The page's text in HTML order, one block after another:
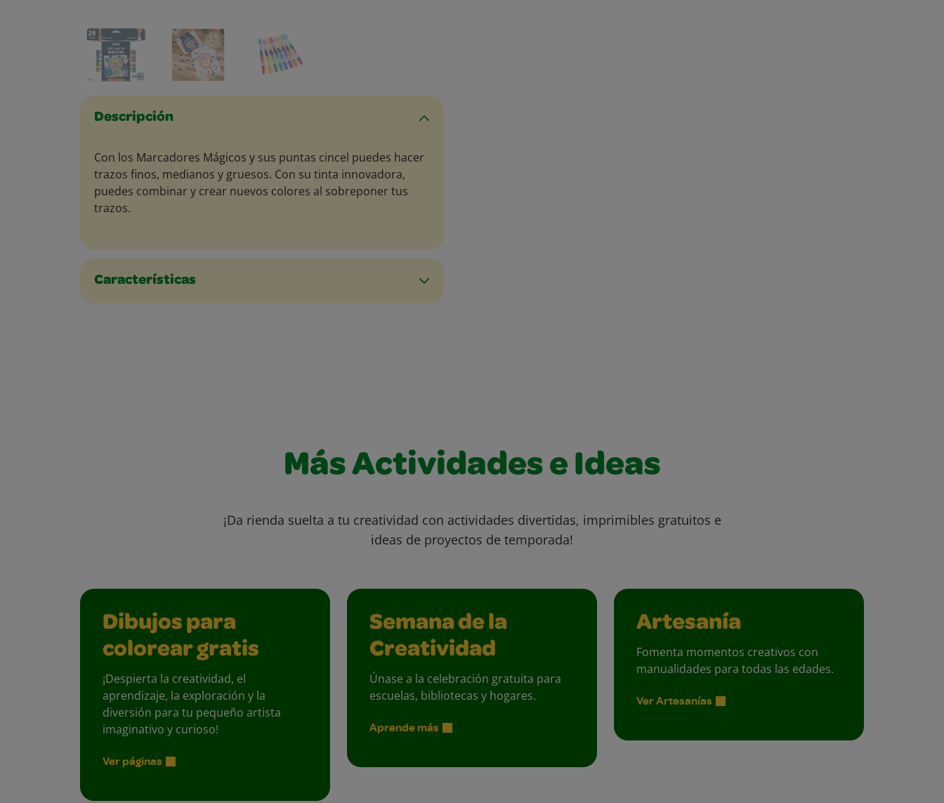
Descripción
Con los Marcadores Mágicos y sus puntas cincel puedes hacer
trazos finos, medianos y gruesos. Con su tinta innovadora,
puedes combinar y crear nuevos colores al sobreponer tus
trazos.
Características
Más Actividades e Ideas
¡Da rienda suelta a tu creatividad con actividades divertidas, imprimibles gratuitos e
ideas de proyectos de temporada!
Dibujos para
colorear gratis
¡Despierta la creatividad, el
aprendizaje, la exploración y la
diversión para tu pequeño artista
imaginativo y curioso!
Ver páginas
Semana de la
Creatividad
Únase a la celebración gratuita para
escuelas, bibliotecas y hogares.
Aprende más
Artesanía
Fomenta momentos creativos con
manualidades para todas las edades.
Ver Artesanías